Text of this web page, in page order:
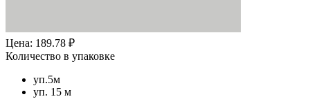
Цена: 189.78 ₽
Количество в упаковке
уп.5м
уп. 15 м